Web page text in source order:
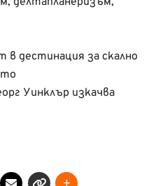
дестинация за скално
Уинклър изкачва